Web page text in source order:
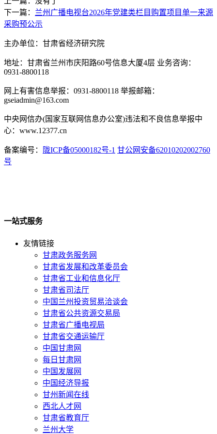
下一篇： 兰州广播电视台2026年党建类栏目购置项目单一来源
采购预公示
主办单位：甘肃省经济研究院
地址：甘肃省兰州市庆阳路60号信息大厦4层 业务咨询：
0931-8800118
网上有害信息举报：0931-8800118 举报邮箱：
gseiadmin@163.com
中央网信办(国家互联网信息办公室)违法和不良信息举报中
心：www.12377.cn
备案编号： 陇ICP备05000182号-1 甘公网安备62010202002760
号
一站式服务
友情链接
甘肃政务服务网
甘肃省发展和改革委员会
甘肃省工业和信息化厅
甘肃省司法厅
中国兰州投资贸易洽谈会
甘肃省公共资源交易局
甘肃省广播电视局
甘肃省交通运输厅
中国甘肃网
每日甘肃网
中国发展网
中国经济导报
甘州新闻在线
西北人才网
甘肃省教育厅
兰州大学